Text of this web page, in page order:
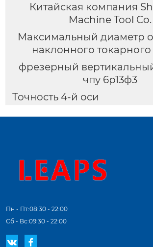
Китайская компания
Machine Tool Co.
Максимальный диаметр
наклонного токарного
фрезерный
чпу 6р13ф3
Точность 4-й оси
Пн - Пт:08:30 - 22:00
Сб - Вс:09:30 - 22:00
 